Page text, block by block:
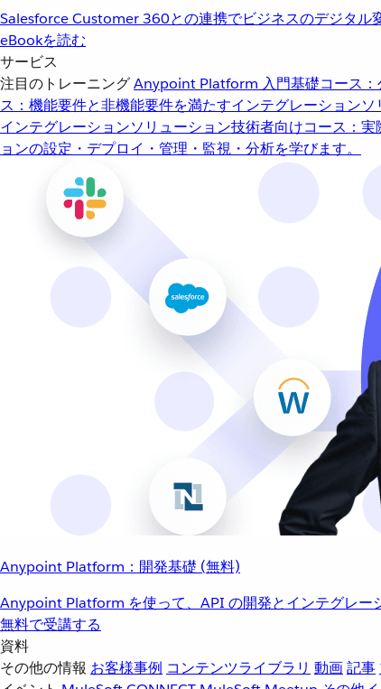
Salesforce Customer 360との連携でビジネスのデジタル
eBookを読む
サービス
注目のトレーニングAnypoint Platform 入門基礎コース
ス：機能要件と非機能要件を満たすインテグレーションソ
インテグレーションソリューション技術者向けコース：実
ョンの設定・デプロイ・管理・監視・分析を学びます。
Anypoint Platform：開発基礎 (無料)
Anypoint Platform を使って、API の開発とインテグレー
無料で受講する
資料
その他の情報 お客様事例 コンテンツライブラリ 動画記事